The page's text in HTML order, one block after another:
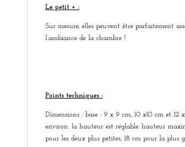
Le petit + :
Sur mesure, elles peuvent être parfaitement
l’ambiance de la chambre !
Points techniques :
Dimensions : base : 9 x 9 cm, 10 x10 cm et 12
environ. la hauteur est réglable. hauteur
pour les deux plus petites, 18 cm pour la plus